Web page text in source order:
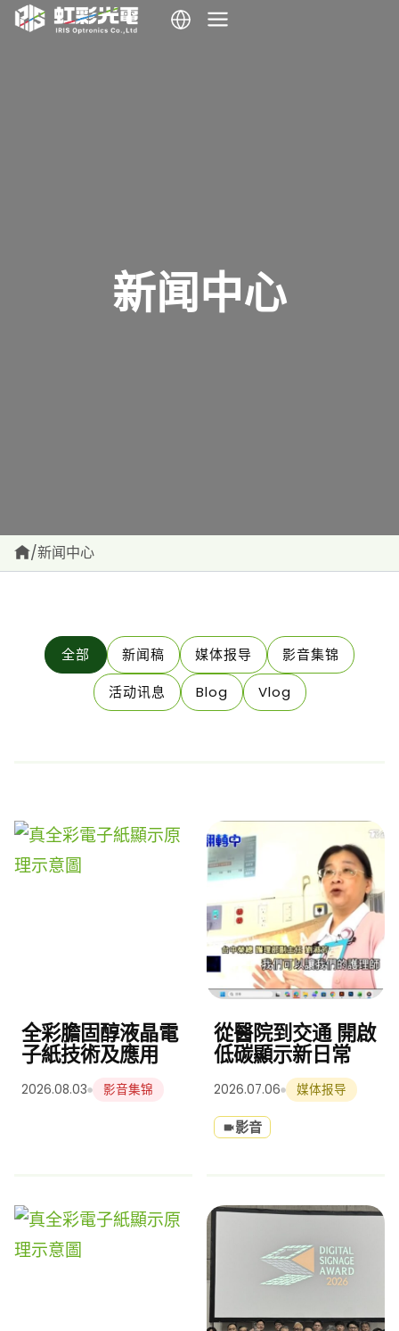
跳
新闻中心
/新闻中心
全部 新闻稿 媒体报导
影音集锦
活动讯息
Blog Vlog
全彩膽固醇液晶電
子紙技術及應用
2026.08.03 影音集锦
從醫院到交通 開啟
低碳顯示新日常
2026.07.06 媒体报导
影音